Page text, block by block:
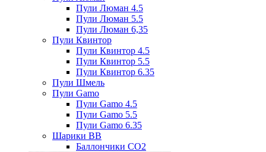
Пули Люман 4.5
Пули Люман 5.5
Пули Люман 6,35
Пули Квинтор
Пули Квинтор 4.5
Пули Квинтор 5.5
Пули Квинтор 6.35
Пули Шмель
Пули Gamo
Пули Gamo 4.5
Пули Gamo 5.5
Пули Gamo 6.35
Шарики BB
Баллончики CO2